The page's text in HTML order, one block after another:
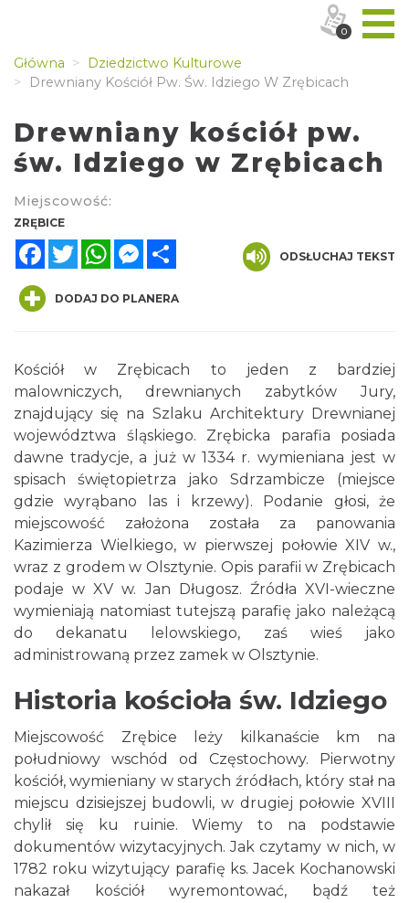
Główna
Dziedzictwo Kulturowe
Drewniany Kościół Pw. Św. Idziego W Zrębicach
Drewniany kościół pw.
św. Idziego w Zrębicach
Miejscowość:
ZRĘBICE
FacebookTwitterWhatsAppMessenger
ODSŁUCHAJ TEKST
DODAJ DO PLANERA
Kościół w Zrębicach to jeden z bardziej
malowniczych, drewnianych zabytków Jury,
znajdujący się na Szlaku Architektury Drewnianej
województwa śląskiego. Zrębicka parafia posiada
dawne tradycje, a już w 1334 r. wymieniana jest w
spisach świętopietrza jako Sdrzambicze (miejsce
gdzie wyrąbano las i krzewy). Podanie głosi, że
miejscowość założona została za panowania
Kazimierza Wielkiego, w pierwszej połowie XIV w.,
wraz z grodem w Olsztynie. Opis parafii w Zrębicach
podaje w XV w. Jan Długosz. Źródła XVI-wieczne
wymieniają natomiast tutejszą parafię jako należącą
do dekanatu lelowskiego, zaś wieś jako
administrowaną przez zamek w Olsztynie.
Historia kościoła św. Idziego
Miejscowość Zrębice leży kilkanaście km na
południowy wschód od Częstochowy. Pierwotny
kościół, wymieniany w starych źródłach, który stał na
miejscu dzisiejszej budowli, w drugiej połowie XVIII
chylił się ku ruinie. Wiemy to na podstawie
dokumentów wizytacyjnych. Jak czytamy w nich, w
1782 roku wizytujący parafię ks. Jacek Kochanowski
nakazał kościół wyremontować, bądź też
0